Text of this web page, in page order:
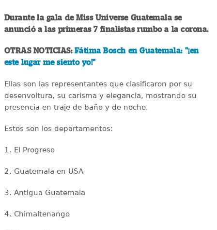
Durante la gala de Miss Universe Guatemala se
anunció a las primeras 7 finalistas rumbo a la corona.
OTRAS NOTICIAS: Fátima Bosch en Guatemala: "¡en
este lugar me siento yo!"
Ellas son las representantes que clasificaron por su
desenvoltura, su carisma y elegancia, mostrando su
presencia en traje de baño y de noche.
Estos son los departamentos:
1. El Progreso
2. Guatemala en USA
3. Antigua Guatemala
4. Chimaltenango